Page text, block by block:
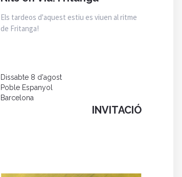
Els tardeos d'aquest estiu es viuen al ritme
de Fritanga!
Dissabte 8 d'agost
Poble Espanyol
Barcelona
INVITACIÓ